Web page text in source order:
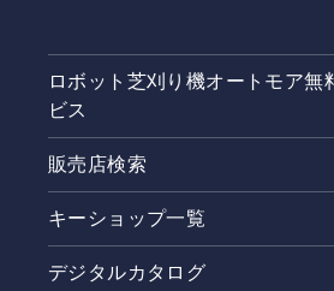
ロボット芝刈り機オートモア無
ビス
販売店検索
キーショップ一覧
デジタルカタログ